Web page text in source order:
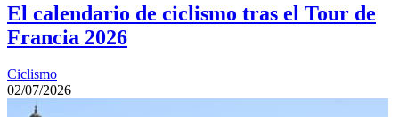
El calendario de ciclismo tras el Tour de
Francia 2026
Ciclismo
02/07/2026